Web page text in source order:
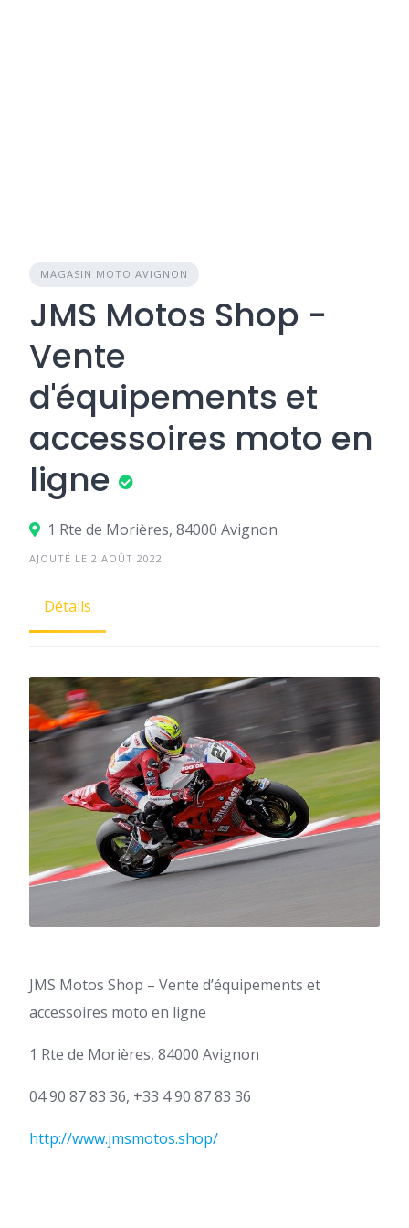
MAGASIN MOTO AVIGNON
JMS Motos Shop -
Vente
d'équipements et
accessoires moto en
ligne
1 Rte de Morières, 84000 Avignon
AJOUTÉ LE 2 AOÛT 2022
Détails
JMS Motos Shop – Vente d’équipements et
accessoires moto en ligne
1 Rte de Morières, 84000 Avignon
04 90 87 83 36, +33 4 90 87 83 36
http://www.jmsmotos.shop/